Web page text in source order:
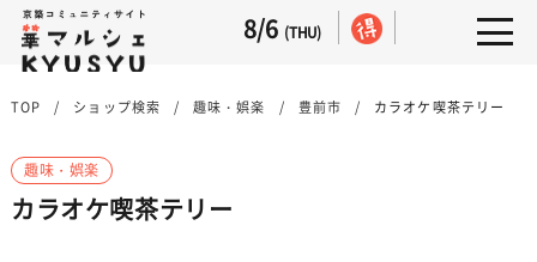
8/6 (THU)
TOP ショップ検索 趣味・娯楽 豊前市 カラオケ喫茶テリー
趣味・娯楽
カラオケ喫茶テリー